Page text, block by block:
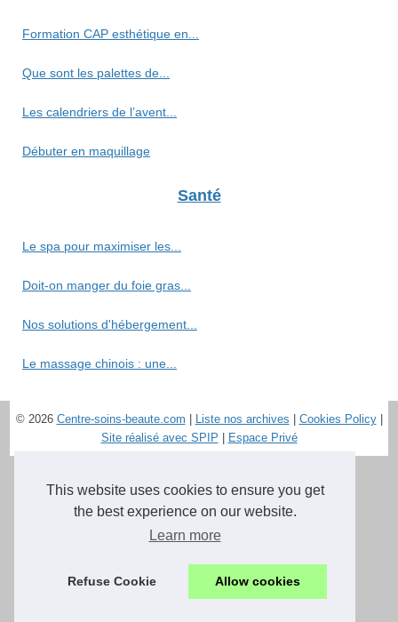
This website uses cookies to ensure you get
the best experience on our website.
Learn more
Refuse Cookie Allow cookies
Formation CAP esthétique en...
Que sont les palettes de...
Les calendriers de l’avent...
Débuter en maquillage
Santé
Le spa pour maximiser les...
Doit-on manger du foie gras...
Nos solutions d'hébergement...
Le massage chinois : une...
© 2026 Centre-soins-beaute.com Liste nos archives Cookies Policy|
Site réalisé avec SPIP
Espace Privé